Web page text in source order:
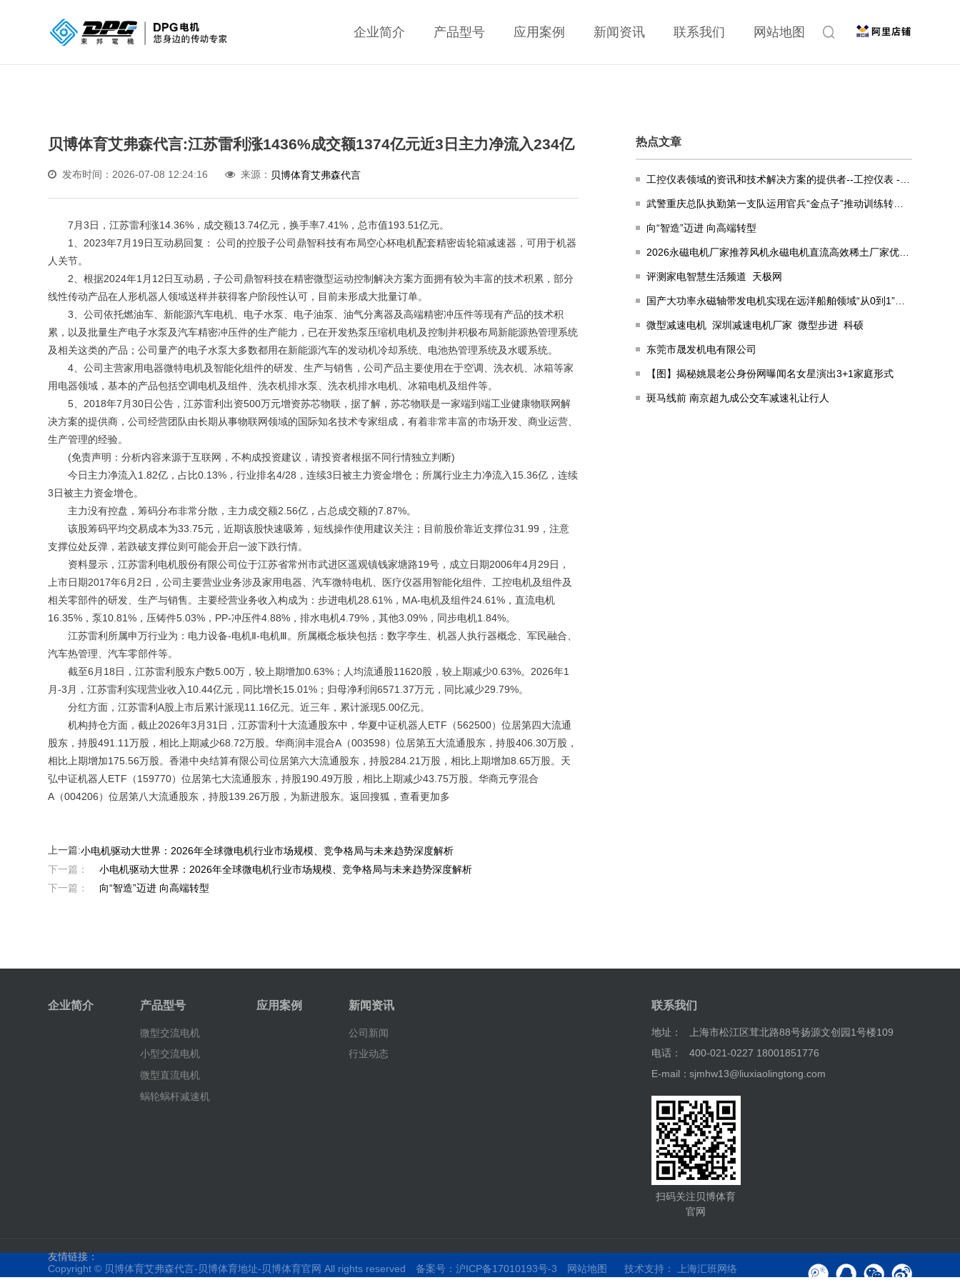
企业简介 产品型号 应用案例 新闻资讯 联系我们 网站地图
贝博体育艾弗森代言:江苏雷利涨1436%成交额1374亿元近3日主力净流入234亿
发布时间：2026-07-08 12:24:16 来源： 贝博体育艾弗森代言
7月3日，江苏雷利涨14.36%，成交额13.74亿元，换手率7.41%，总市值193.51亿元。
1、2023年7月19日互动易回复： 公司的控股子公司鼎智科技有布局空心杯电机配套精密齿轮箱减速器，可用于机器
人关节。
2、根据2024年1月12日互动易，子公司鼎智科技在精密微型运动控制解决方案方面拥有较为丰富的技术积累，部分
线性传动产品在人形机器人领域送样并获得客户阶段性认可，目前未形成大批量订单。
3、公司依托燃油车、新能源汽车电机、电子水泵、电子油泵、油气分离器及高端精密冲压件等现有产品的技术积
累，以及批量生产电子水泵及汽车精密冲压件的生产能力，已在开发热泵压缩机电机及控制并积极布局新能源热管理系统
及相关这类的产品；公司量产的电子水泵大多数都用在新能源汽车的发动机冷却系统、电池热管理系统及水暖系统。
4、公司主营家用电器微特电机及智能化组件的研发、生产与销售，公司产品主要使用在于空调、洗衣机、冰箱等家
用电器领域，基本的产品包括空调电机及组件、洗衣机排水泵、洗衣机排水电机、冰箱电机及组件等。
5、2018年7月30日公告，江苏雷利出资500万元增资苏芯物联，据了解，苏芯物联是一家端到端工业健康物联网解
决方案的提供商，公司经营团队由长期从事物联网领域的国际知名技术专家组成，有着非常丰富的市场开发、商业运营、
生产管理的经验。
(免责声明：分析内容来源于互联网，不构成投资建议，请投资者根据不同行情独立判断)
今日主力净流入1.82亿，占比0.13%，行业排名4/28，连续3日被主力资金增仓；所属行业主力净流入15.36亿，连续
3日被主力资金增仓。
主力没有控盘，筹码分布非常分散，主力成交额2.56亿，占总成交额的7.87%。
该股筹码平均交易成本为33.75元，近期该股快速吸筹，短线操作使用建议关注；目前股价靠近支撑位31.99，注意
支撑位处反弹，若跌破支撑位则可能会开启一波下跌行情。
资料显示，江苏雷利电机股份有限公司位于江苏省常州市武进区遥观镇钱家塘路19号，成立日期2006年4月29日，
上市日期2017年6月2日，公司主要营业业务涉及家用电器、汽车微特电机、医疗仪器用智能化组件、工控电机及组件及
相关零部件的研发、生产与销售。主要经营业务收入构成为：步进电机28.61%，MA-电机及组件24.61%，直流电机
16.35%，泵10.81%，压铸件5.03%，PP-冲压件4.88%，排水电机4.79%，其他3.09%，同步电机1.84%。
江苏雷利所属申万行业为：电力设备-电机Ⅱ-电机Ⅲ。所属概念板块包括：数字孪生、机器人执行器概念、军民融合、
汽车热管理、汽车零部件等。
截至6月18日，江苏雷利股东户数5.00万，较上期增加0.63%；人均流通股11620股，较上期减少0.63%。2026年1
月-3月，江苏雷利实现营业收入10.44亿元，同比增长15.01%；归母净利润6571.37万元，同比减少29.79%。
分红方面，江苏雷利A股上市后累计派现11.16亿元。近三年，累计派现5.00亿元。
机构持仓方面，截止2026年3月31日，江苏雷利十大流通股东中，华夏中证机器人ETF（562500）位居第四大流通
股东，持股491.11万股，相比上期减少68.72万股。华商润丰混合A（003598）位居第五大流通股东，持股406.30万股，
相比上期增加175.56万股。香港中央结算有限公司位居第六大流通股东，持股284.21万股，相比上期增加8.65万股。天
弘中证机器人ETF（159770）位居第七大流通股东，持股190.49万股，相比上期减少43.75万股。华商元亨混合
A（004206）位居第八大流通股东，持股139.26万股，为新进股东。返回搜狐，查看更加多
上一篇:小电机驱动大世界：2026年全球微电机行业市场规模、竞争格局与未来趋势深度解析
下一篇：
小电机驱动大世界：2026年全球微电机行业市场规模、竞争格局与未来趋势深度解析
下一篇：
向“智造”迈进 向高端转型
热点文章
武警重庆总队执勤第一支队运用官兵“金点子”推动训练转变发展方式与经济转型
向“智造”迈进 向高端转型
2026永磁电机厂家推荐风机永磁电机直流高效稀土厂家优选指南！
评测家电智慧生活频道_天极网
国产大功率永磁轴带发电机实现在远洋船舶领域“从0到1”的突破
微型减速电机_深圳减速电机厂家_微型步进_科硕
东莞市晟发机电有限公司
【图】揭秘姚晨老公身份网曝闻名女星演出3+1家庭形式
斑马线前 南京超九成公交车减速礼让行人
企业简介 产品型号
微型交流电机
小型交流电机
微型直流电机
蜗轮蜗杆减速机
应用案例 新闻资讯
公司新闻
行业动态
联系我们
地址：
上海市松江区茸北路88号扬源文创园1号楼109
电话：
400-021-0227 18001851776
E-mail：sjmhw13@liuxiaolingtong.com
扫码关注贝博体育
官网
友情链接：
Copyright © 贝博体育艾弗森代言-贝博体育地址-贝博体育官网 All rights reserved 备案号：沪ICP备17010193号-3 网站地图 技术支持： 上海汇班网络